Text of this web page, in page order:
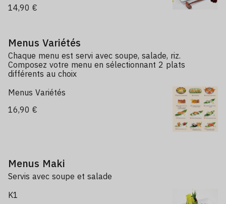
14,90 €
Menus Variétés
Chaque menu est servi avec soupe, salade, riz.
Composez votre menu en sélectionnant 2 plats
différents au choix
Menus Variétés
16,90 €
Menus Maki
Servis avec soupe et salade
K1